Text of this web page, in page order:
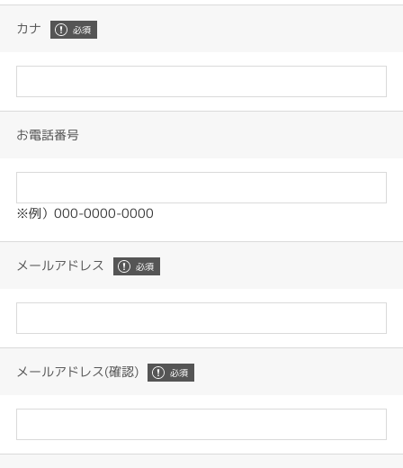
カナ
お電話番号
※例）000-0000-0000
メールアドレス
メールアドレス(確認)